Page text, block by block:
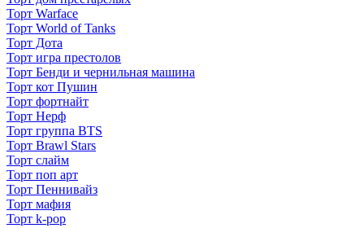
Торт Warface
Торт World of Tanks
Торт Дота
Торт игра престолов
Торт Бенди и чернильная машина
Торт кот Пушин
Торт фортнайт
Торт Нерф
Торт группа BTS
Торт Brawl Stars
Торт слайм
Торт поп арт
Торт Пеннивайз
Торт мафия
Торт k-pop